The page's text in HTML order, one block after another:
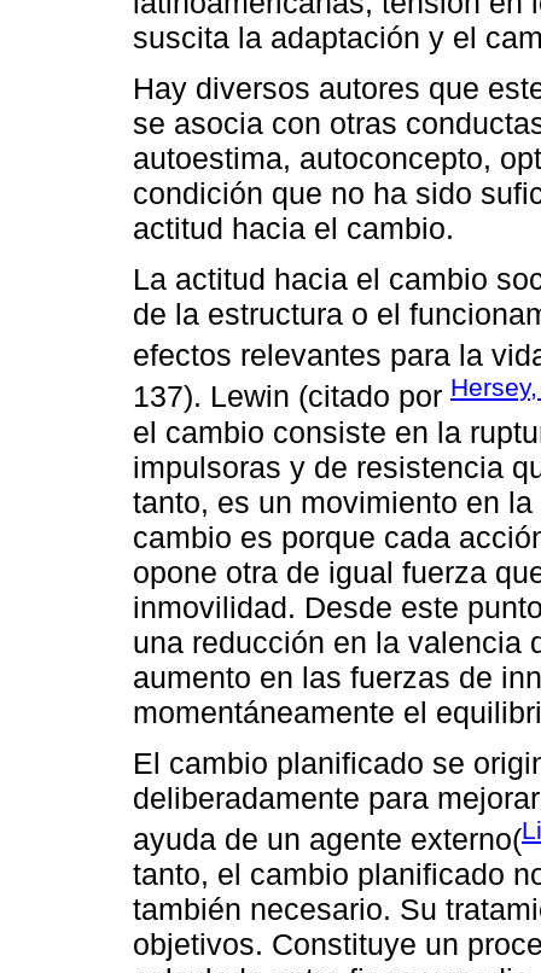
suscita la adaptación y el
Hay diversos autores que
se asocia con otras
autoestima, autoconcepto,
condición que no ha sido
actitud hacia el cambio.
La actitud hacia el cambio
de la estructura o el
efectos relevantes para la
137). Lewin (citado por
el cambio consiste en la
impulsoras y de resistencia
tanto, es un movimiento en
cambio es porque cada
opone otra de igual fuerza
inmovilidad. Desde este
una reducción en la valencia
aumento en las fuerzas de
momentáneamente el
El cambio planificado se
deliberadamente para
ayuda de un agente externo(
tanto, el cambio planificado
también necesario. Su
objetivos. Constituye un